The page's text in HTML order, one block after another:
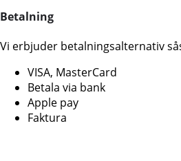
Betalning
Vi erbjuder betalningsalternativ
VISA, MasterCard
Betala via bank
Apple pay
Faktura